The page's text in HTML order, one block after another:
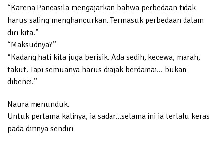
“Karena Pancasila mengajarkan bahwa perbedaan tidak
harus saling menghancurkan. Termasuk perbedaan dalam
diri kita.”
“Maksudnya?”
“Kadang hati kita juga berisik. Ada sedih, kecewa, marah,
takut. Tapi semuanya harus diajak berdamai… bukan
dibenci.”
Naura menunduk.
Untuk pertama kalinya, ia sadar…selama ini ia terlalu keras
pada dirinya sendiri.